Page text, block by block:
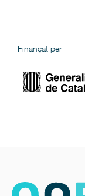
Finançat per